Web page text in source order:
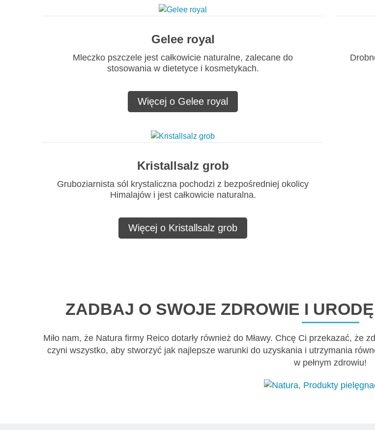
Gelee royal
Mleczko pszczele jest całkowicie naturalne, zalecane do
stosowania w dietetyce i kosmetykach.
Więcej o Gelee royal
Kristallsalz grob
Gruboziarnista sól krystaliczna pochodzi z bezpośredniej okolicy
Himalajów i jest całkowicie naturalna.
Więcej o Kristallsalz grob
ZADBAJ O SWOJE ZDROWIE I
Miło nam, że Natura firmy Reico dotarły również do Mławy. Chcę Ci przekazać,
czyni wszystko, aby stworzyć jak najlepsze warunki do uzyskania i utrzymania
w pełnym zdrowiu!